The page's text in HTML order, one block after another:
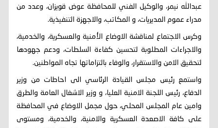
عبدالله نيمر، والوكيل الفني للمحافظة عوض قويزان، وعدد من
مدراء عموم المديريات، و المكاتب، والاجهزة التنفيذية.
وكرس الاجتماع لمناقشة الاوضاع الأمنية والعسكرية، والخدمية،
والاجراءات المطلوبة لتحسين كفاءة السلطات، ودعم جهودها
لتحقيق الامن والاستقرار، والوفاء بالتزاماتها تجاه المواطنين.
واستمع رئيس مجلس القيادة الرئاسي الى احاطات من وزير
الدفاع، رئيس اللجنة الامنية العليا، و وزير الاشغال العامة والطرق
وامين عام المجلس المحلي، حول مجمل الاوضاع في المحافظة
على كافة الاصعدة العسكرية والامنية، والخدمية، ومستوى